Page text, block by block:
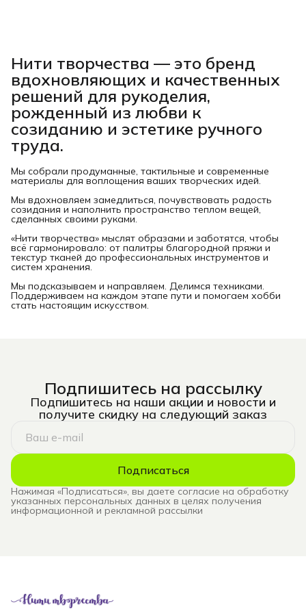
Нити творчества — это бренд
вдохновляющих и качественных
решений для рукоделия,
рожденный из любви к
созиданию и эстетике ручного
труда.
Мы собрали продуманные, тактильные и современные
материалы для воплощения ваших творческих идей.
Мы вдохновляем замедлиться, почувствовать радость
созидания и наполнить пространство теплом вещей,
сделанных своими руками.
«Нити творчества» мыслят образами и заботятся, чтобы
всё гармонировало: от палитры благородной пряжи и
текстур тканей до профессиональных инструментов и
систем хранения.
Мы подсказываем и направляем. Делимся техниками.
Поддерживаем на каждом этапе пути и помогаем хобби
стать настоящим искусством.
Подпишитесь на рассылку
Подпишитесь на наши акции и новости и
получите скидку на следующий заказ
Подписаться
Нажимая «Подписаться», вы даете согласие на обработку
указанных персональных данных в целях получения
информационной и рекламной рассылки